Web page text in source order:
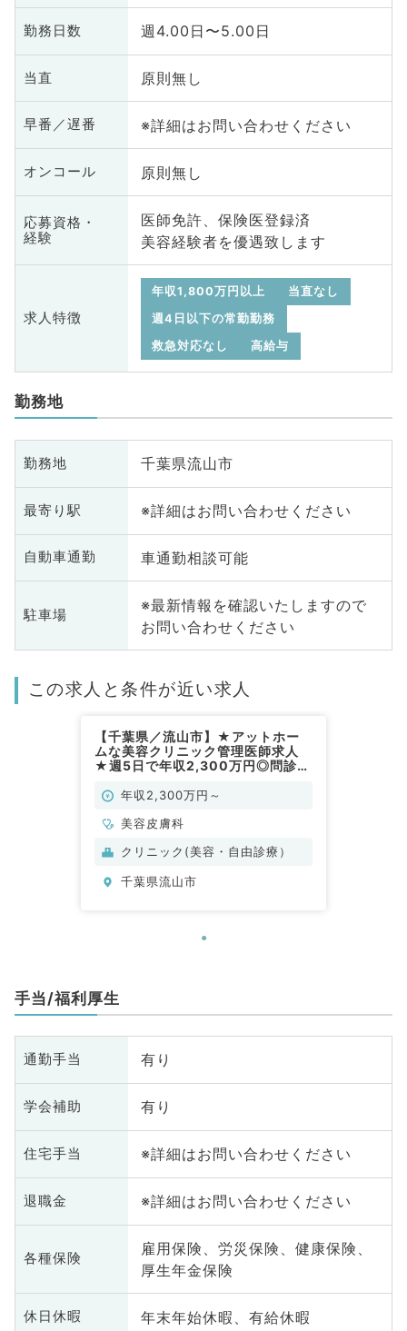
勤務日数 週4.00日〜5.00日
当直 原則無し
早番／遅番 ※詳細はお問い合わせください
オンコール 原則無し
応募資格・
経験
医師免許、保険医登録済
美容経験者を優遇致します
求人特徴
年収1,800万円以上
当直なし
週4日以下の常勤勤務
救急対応なし
高給与
勤務地
勤務地 千葉県流山市
最寄り駅 ※詳細はお問い合わせください
自動車通勤 車通勤相談可能
駐車場
※最新情報を確認いたしますので
お問い合わせください
この求人と条件が近い求人
【千葉県／流山市】★アットホー
ムな美容クリニック管理医師求人
★週5日で年収2,300万円◎問診・
♪駅チカアクセス抜群◎（美容皮膚
年収2,300万円～
美容皮膚科
クリニック(美容・自由診療）
千葉県流山市
手当/福利厚生
通勤手当 有り
学会補助 有り
住宅手当 ※詳細はお問い合わせください
退職金 ※詳細はお問い合わせください
各種保険
雇用保険、労災保険、健康保険、
厚生年金保険
休日休暇 年末年始休暇、有給休暇